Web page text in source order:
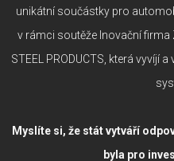
unikátní součástky pro
v rámci soutěže Inovační firma
STEEL PRODUCTS, která vyvíjí
Myslíte si, že stát vytváří
byla pro